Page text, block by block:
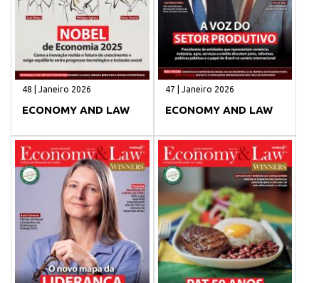
48 | Janeiro 2026
ECONOMY AND LAW
47 | Janeiro 2026
ECONOMY AND LAW